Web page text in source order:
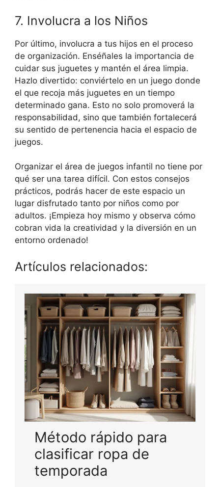
7. Involucra a los Niños
Por último, involucra a tus hijos en el proceso
de organización. Enséñales la importancia de
cuidar sus juguetes y mantén el área limpia.
Hazlo divertido: conviértelo en un juego donde
el que recoja más juguetes en un tiempo
determinado gana. Esto no solo promoverá la
responsabilidad, sino que también fortalecerá
su sentido de pertenencia hacia el espacio de
juegos.
Organizar el área de juegos infantil no tiene por
qué ser una tarea difícil. Con estos consejos
prácticos, podrás hacer de este espacio un
lugar disfrutado tanto por niños como por
adultos. ¡Empieza hoy mismo y observa cómo
cobran vida la creatividad y la diversión en un
entorno ordenado!
Artículos relacionados:
Método rápido para
clasificar ropa de
temporada